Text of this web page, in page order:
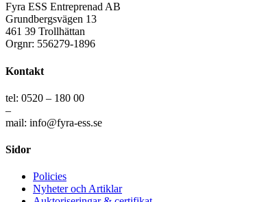
Fyra ESS Entreprenad AB
Grundbergsvägen 13
461 39 Trollhättan
Orgnr: 556279-1896
Kontakt
tel: 0520 – 180 00
–
mail: info@fyra-ess.se
Sidor
Policies
Nyheter och Artiklar